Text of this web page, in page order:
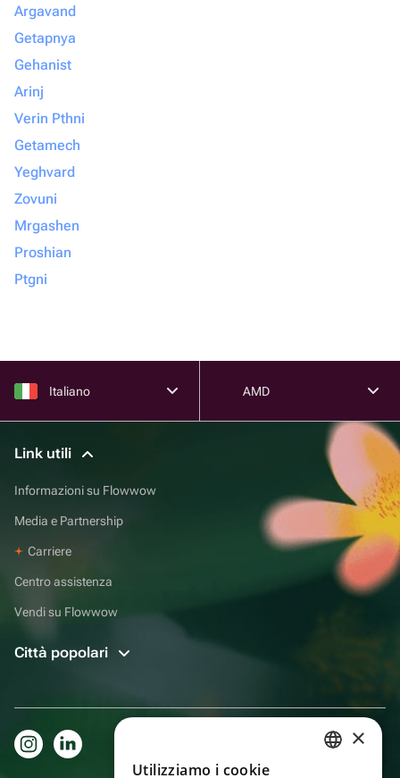
Argavand
Getapnya
Gehanist
Arinj
Verin Pthni
Getamech
Yeghvard
Zovuni
Mrgashen
Proshian
Ptgni
Italiano AMD
Link utili
Informazioni su Flowwow
Media e Partnership
Carriere
Centro assistenza
Vendi su Flowwow
Città popolari
×
Utilizziamo i cookie